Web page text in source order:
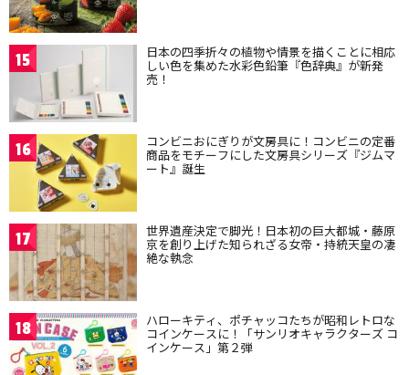
15 日本の四季折々の植物や情景を描くことに相応
しい色を集めた水彩色鉛筆『色辞典』が新発
売！
16 コンビニおにぎりが文房具に！コンビニの定番
商品をモチーフにした文房具シリーズ『ジムマ
ート』誕生
17 世界遺産決定で脚光！日本初の巨大都城・藤原
京を創り上げた知られざる女帝・持統天皇の凄
絶な執念
18 ハローキティ、ポチャッコたちが昭和レトロな
コインケースに！「サンリオキャラクターズ コ
インケース」第２弾